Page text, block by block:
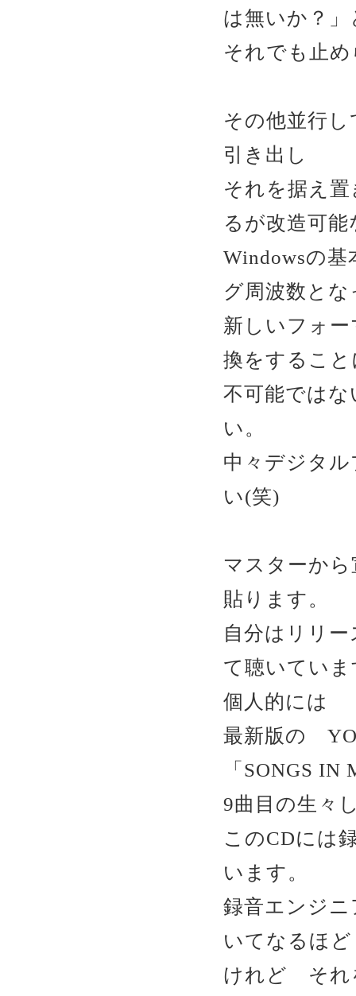
は無いか？
それでも止
その他並行
引き出し
それを据え
るが改造可
Windowsの
グ周波数と
新しいフォ
換をするこ
不可能では
い。
中々デジタ
い(笑)
マスターか
貼ります。
自分はリリ
て聴いていま
個人的には
最新版の
「SONGS IN
9曲目の生々
このCDには
います。
録音エンジ
いてなるほ
けれど それ